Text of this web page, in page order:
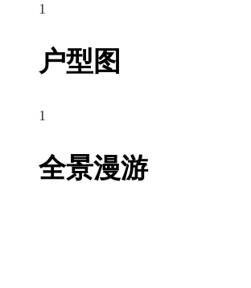
1
户型图
1
全景漫游